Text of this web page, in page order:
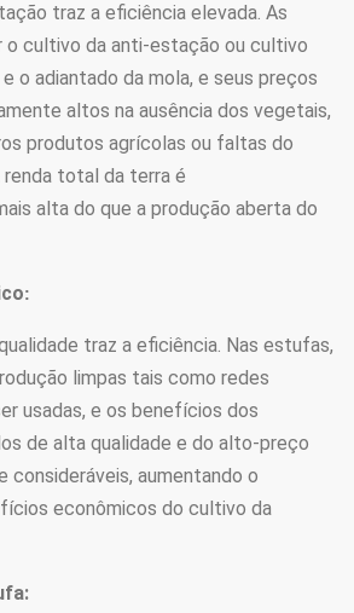
traz a eficiência elevada. As
o cultivo da anti-estação ou cultivo
o adiantado da mola, e seus preços
altos na ausência dos vegetais,
produtos agrícolas ou faltas do
renda total da terra é
alta do que a produção aberta do
:
traz a eficiência. Nas estufas,
limpas tais como redes
usadas, e os benefícios dos
de alta qualidade e do alto-preço
aumentando o
econômicos do cultivo da